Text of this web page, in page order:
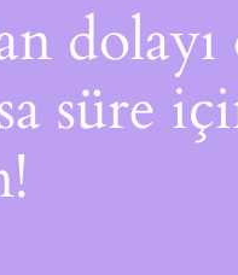
süre